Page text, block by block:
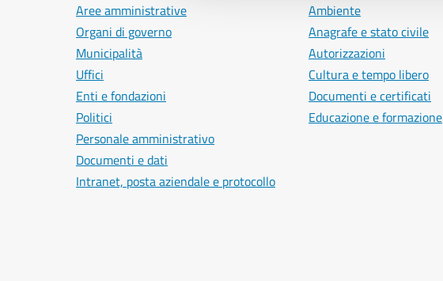
Aree amministrative
Organi di governo
Municipalità
Uffici
Enti e fondazioni
Politici
Personale amministrativo
Documenti e dati
Intranet, posta aziendale e protocollo
Ambiente
Anagrafe e stato civile
Autorizzazioni
Cultura e tempo libero
Documenti e certificati
Educazione e formazione